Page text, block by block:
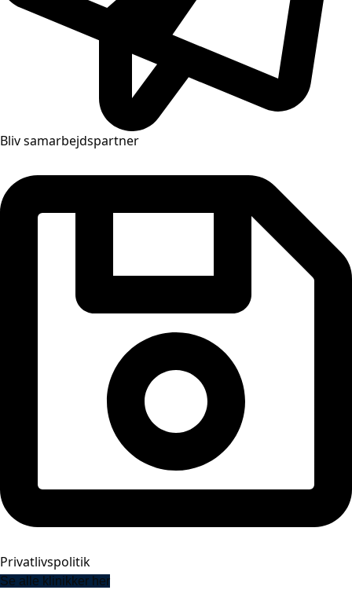
Bliv samarbejdspartner
Privatlivspolitik
Se alle klinikker her